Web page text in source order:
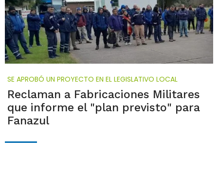
SE APROBÓ UN PROYECTO EN EL LEGISLATIVO LOCAL
Reclaman a Fabricaciones Militares
que informe el "plan previsto" para
Fanazul